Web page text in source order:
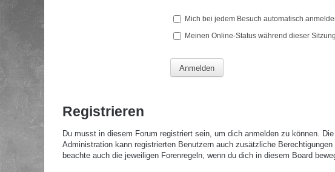
Mich bei jedem Besuch automatisch
Meinen Online-Status während dieser
Registrieren
Du musst in diesem Forum registriert sein, um dich anmelden zu können.
Administration kann registrierten Benutzern auch zusätzliche
beachte auch die jeweiligen Forenregeln, wenn du dich in diesem Board